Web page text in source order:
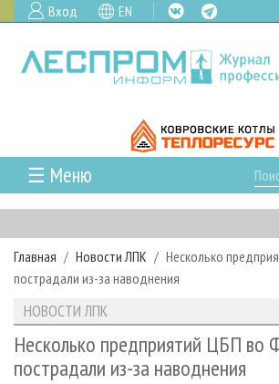
Вход EN
☰ Меню
ГЛАВНАЯ
РУБРИКИ И ТЕМЫ
РУБРИКИ ЖУРНАЛА
ЛЕСОЗАГОТОВКА
ЛЕСОПИЛЕНИЕ
НОВОСТИ
НОВОСТИ ЛПК
НОВОСТИ ЖУРНАЛА
ПРОЕКТЫ ЛПИ
АНАЛИТИКА
ПРЕДПРИЯТИЯ ЛПК
АРХИВ ЖУРНАЛОВ
О ЖУРНАЛЕ
Главная Новости ЛПК
Несколько
пострадали из-за наводнения
НОВОСТИ ЛПК
Несколько предприятий ЦБП во
пострадали из-за наводнения